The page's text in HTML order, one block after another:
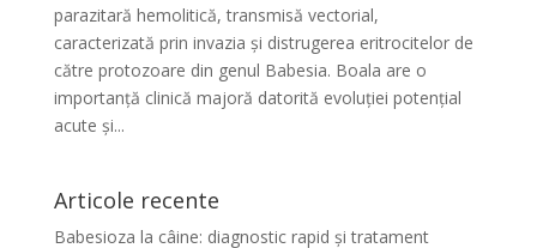
parazitară hemolitică, transmisă vectorial,
caracterizată prin invazia și distrugerea eritrocitelor de
către protozoare din genul Babesia. Boala are o
importanță clinică majoră datorită evoluției potențial
acute și...
Articole recente
Babesioza la câine: diagnostic rapid și tratament